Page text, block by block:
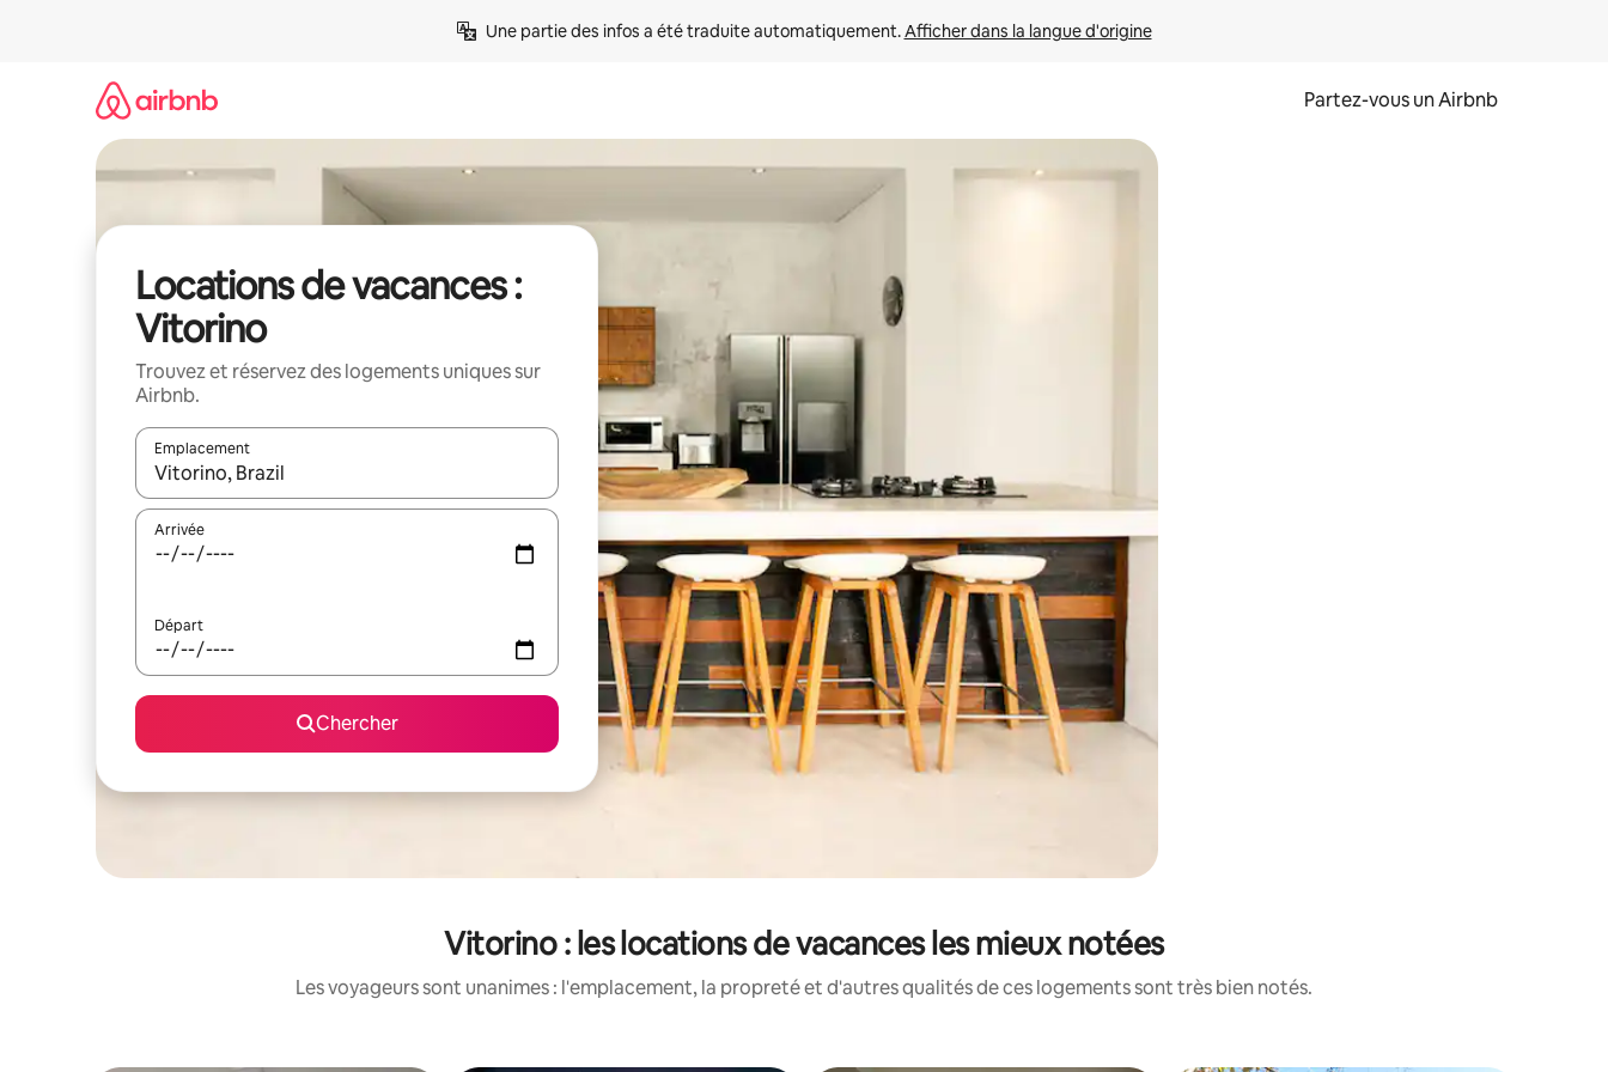
Une partie des infos a été traduite automatiquement. Afficher dans la langue d'origine
Partez-vous un Airbnb
Locations de vacances :
Vitorino
Trouvez et réservez des logements uniques sur
Airbnb.
Emplacement
Quand les résultats sont affichés, parcourez-les en utilisant les flèches vers le haut et vers le bas, ou en appuyant dessus et en les faisant glisser.
Arrivée
Départ
Chercher
Vitorino : les locations de vacances les mieux notées
Les voyageurs sont unanimes : l'emplacement, la propreté et d'autres qualités de ces logements sont très bien notés.